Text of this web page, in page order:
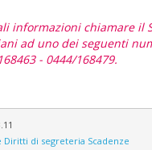
informazioni chiamare il
ad uno dei seguenti
- 0444/168479.
Diritti di segreteria Scadenze